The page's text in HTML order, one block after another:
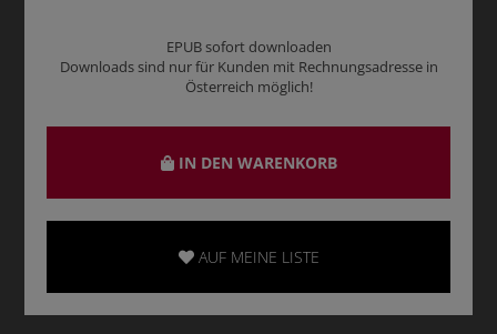
EPUB sofort downloaden
Downloads sind nur für Kunden mit Rechnungsadresse in
Österreich möglich!
IN DEN WARENKORB
AUF MEINE LISTE